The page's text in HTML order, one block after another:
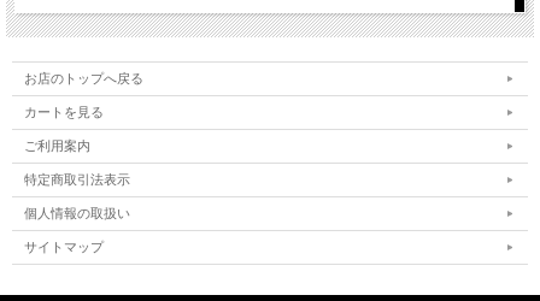
お店のトップへ戻る
カートを見る
ご利用案内
特定商取引法表示
個人情報の取扱い
サイトマップ